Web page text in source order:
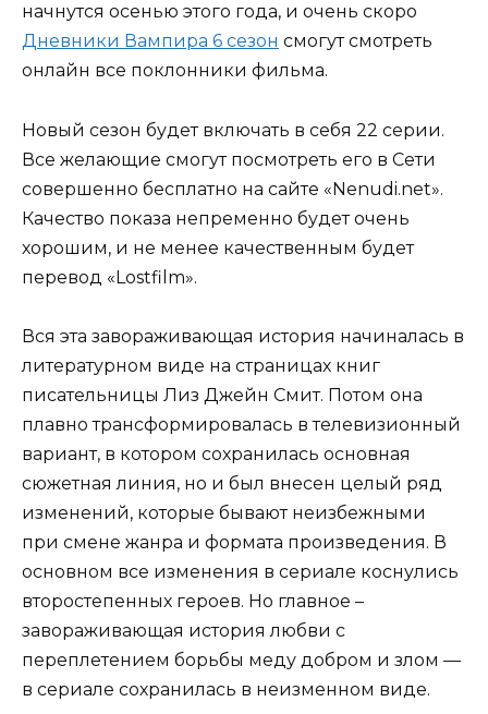
начнутся осенью этого года, и очень скоро
Дневники Вампира 6 сезон смогут смотреть
онлайн все поклонники фильма.
Новый сезон будет включать в себя 22 серии.
Все желающие смогут посмотреть его в Сети
совершенно бесплатно на сайте «Nenudi.net».
Качество показа непременно будет очень
хорошим, и не менее качественным будет
перевод «Lostfilm».
Вся эта завораживающая история начиналась в
литературном виде на страницах книг
писательницы Лиз Джейн Смит. Потом она
плавно трансформировалась в телевизионный
вариант, в котором сохранилась основная
сюжетная линия, но и был внесен целый ряд
изменений, которые бывают неизбежными
при смене жанра и формата произведения. В
основном все изменения в сериале коснулись
второстепенных героев. Но главное –
завораживающая история любви с
переплетением борьбы меду добром и злом —
в сериале сохранилась в неизменном виде.